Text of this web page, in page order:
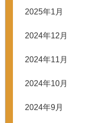
2025年1月
2024年12月
2024年11月
2024年10月
2024年9月